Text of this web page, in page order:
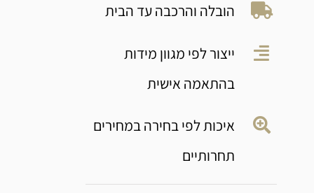
הובלה והרכבה עד הבית
ייצור לפי מגוון מידות
בהתאמה אישית
איכות לפי בחירה במחירים
תחרותיים